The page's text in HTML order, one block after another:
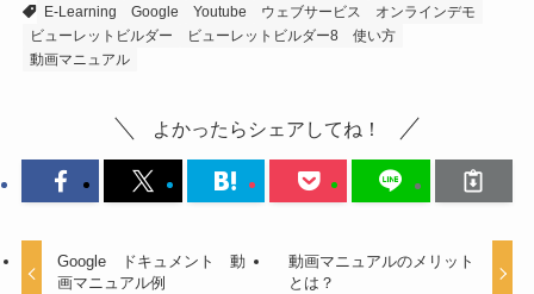
E-Learning Google Youtube ウェブサービス
オンラインデモ
ビューレットビルダー
ビューレットビルダー8 使い方
動画マニュアル
よかったらシェアしてね！
Google ドキュメント 動
画マニュアル例
動画マニュアルのメリット
とは？